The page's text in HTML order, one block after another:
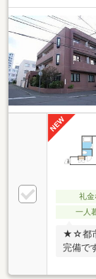
礼金
一人
★☆都市
完備で